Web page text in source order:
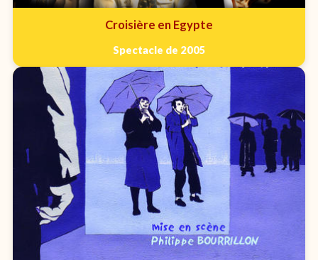
Croisière en Egypte
Spectacle de 2005